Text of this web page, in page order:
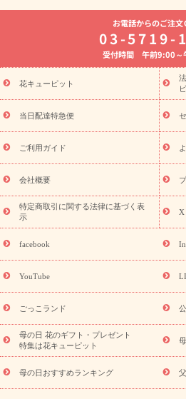
よく贈られる花
お祝いの花特集
8月の誕生花(トルコキキョウ)
開店
お供え・お悔やみ お供え
通夜・葬儀に贈る
ーブドフラワー
季節のイベント
特集
お盆 花（新盆・初盆） 季節
盆・初盆）
お盆 花（新盆・初盆）
フト
お盆・お供え プリザーブドフラ
レゼント特集
夏の花贈り・お中元
敬老の日におくる花ギフト・プレゼ
花ギフト・プレゼント特集
敬老の日
老の日 花鉢植えのギフト・プレゼント
フト・プレゼント特集
敬老の日の花
ペーン
「きょう誕生日なんです」キ
探す
誕生日フラワーギフト 誕生
日フラワーギフト商品一覧
誕生花(トルコキキョウ)
9月の誕生
ギフト
「きょう誕
用途から探す お祝いの花特集
一覧
お祝い 新
結婚記念日
結婚祝い 出産祝い
祝い・長寿祝い
プチギフト ペッ
元・暑中見舞い
敬老の日
お供え
お供え・お悔やみ商品一覧
十九日法要以降に贈る花
通夜・葬
お電話からのご注文
03-5719-
受付時間 午前9:00～
花キューピット
当日配達特急便
ご利用ガイド
会社概要
特定商取引に関する法律に基づく表
示
X
facebook
YouTube
ごっこランド
母の日 花のギフト・プレゼント
特集は花キューピット
母の日おすすめランキング